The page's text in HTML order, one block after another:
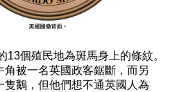
個殖民地為斑馬身上的條紋。
被一名英國政客鋸斷，而另
鵝，但他們想不通英國人為